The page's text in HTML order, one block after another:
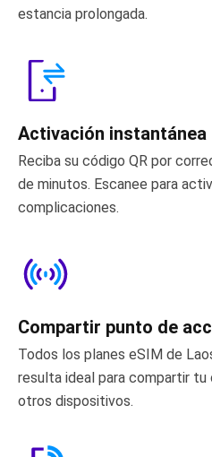
estancia prolongada.
Activación instantánea
Reciba su código QR por
de minutos. Escanee para
complicaciones.
Compartir punto de
Todos los planes eSIM de
resulta ideal para compartir tu
otros dispositivos.